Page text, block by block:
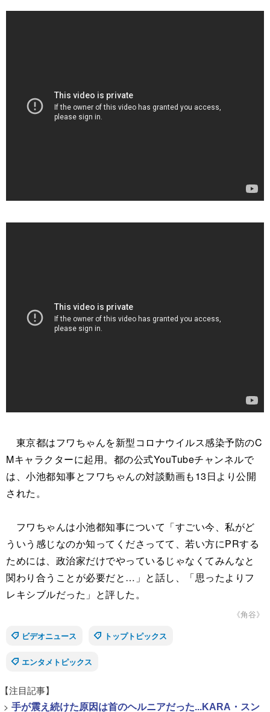
東京都はフワちゃんを新型コロナウイルス感染予防のC
Mキャラクターに起用。都の公式YouTubeチャンネルで
は、小池都知事とフワちゃんの対談動画も13日より公開
された。
フワちゃんは小池都知事について「すごい今、私がど
ういう感じなのか知ってくださってて、若い方にPRする
ためには、政治家だけでやっているじゃなくてみんなと
関わり合うことが必要だと…」と話し、「思ったよりフ
レキシブルだった」と評した。
《角谷》
ビデオニュース
トップトピックス
エンタメトピックス
【注目記事】
> 手が震え続けた原因は首のヘルニアだった...KARA・スン